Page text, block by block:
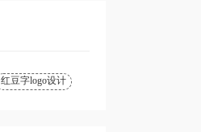
红豆字logo设计